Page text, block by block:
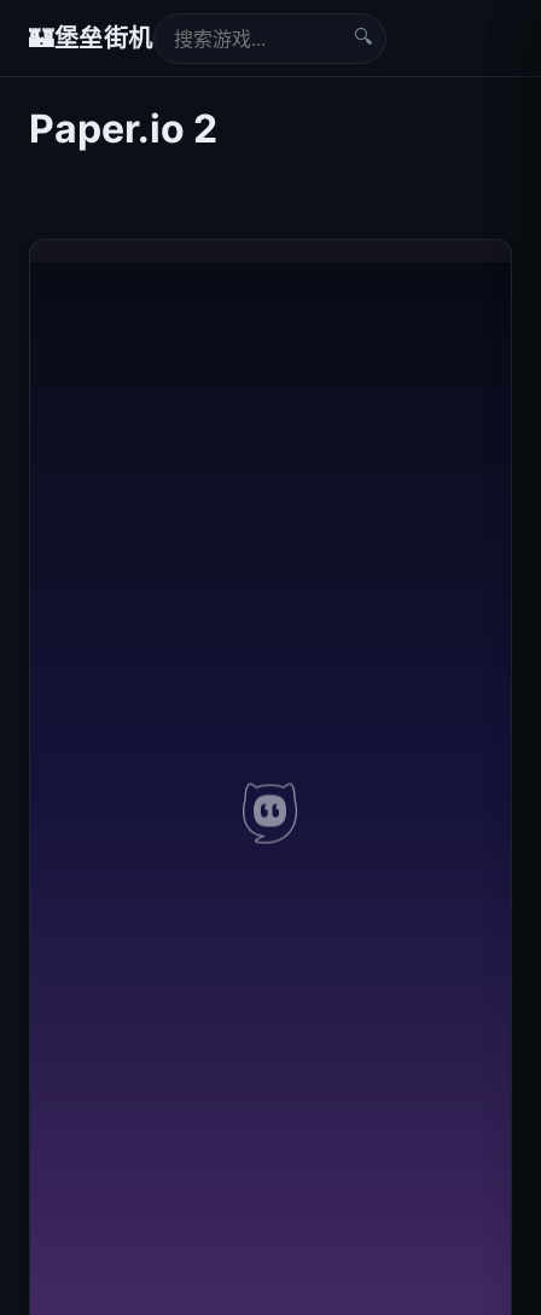
🏰堡垒街机 🔍
Paper.io 2